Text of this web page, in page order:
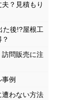
？見積もり
た後!?屋根工
問販売に注
例
遭わない方法